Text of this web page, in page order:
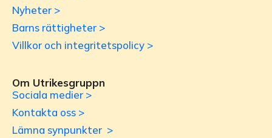
Nyheter >
Barns rättigheter >
Villkor och integritetspolicy >
Om Utrikesgruppn
Sociala medier >
Kontakta oss >
Lämna synpunkter >